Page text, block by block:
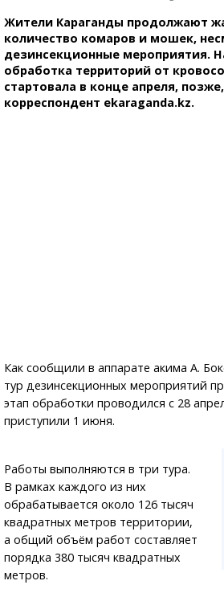
Жители Караганды продолжают
количество комаров и мошек,
дезинсекционные мероприятия.
обработка территорий от
стартовала в конце апреля,
корреспондент ekaraganda.kz.
Как сообщили в аппарате акима А.
тур дезинсекционных мероприятий
этап обработки проводился с 28
приступили 1 июня.
Работы выполняются в три тура.
В рамках каждого из них
обрабатывается около 126 тысяч
квадратных метров территории,
а общий объём работ составляет
порядка 380 тысяч квадратных
метров.